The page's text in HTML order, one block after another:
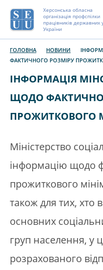
Херсонська обласна
організація профспілки
працівників державних
України
ГОЛОВНА НОВИНИ
ФАКТИЧНОГО РОЗМІРУ
ІНФОРМАЦІЯ
ЩОДО
ПРОЖИТКОВОГО
Міністерство
інформацію щодо
прожиткового
також для тих, хто
основних
груп населення, у
розрахованого